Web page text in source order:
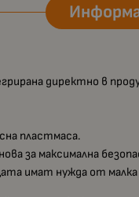
директно в
пластмаса.
за максимална
имат нужда от